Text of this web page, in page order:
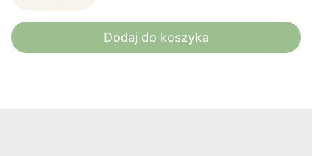
Dodaj do koszyka